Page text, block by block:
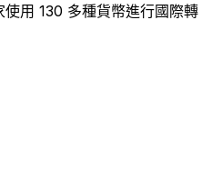
用 130 多種貨幣進行國際轉